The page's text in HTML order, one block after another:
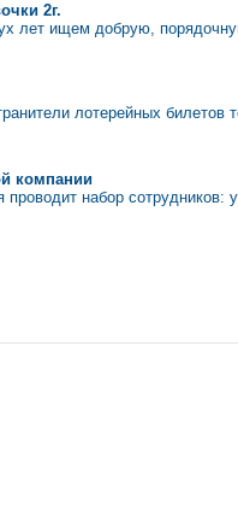
2г.
лет ищем добрую,
лотерейных
компании
проводит набор